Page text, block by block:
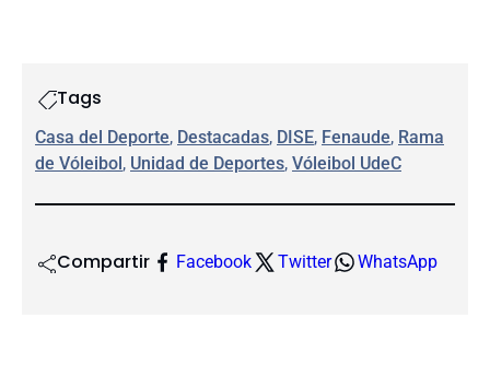
Tags
Casa del Deporte, Destacadas, DISE, Fenaude, Rama
de Vóleibol, Unidad de Deportes, Vóleibol UdeC
Compartir Facebook Twitter WhatsApp